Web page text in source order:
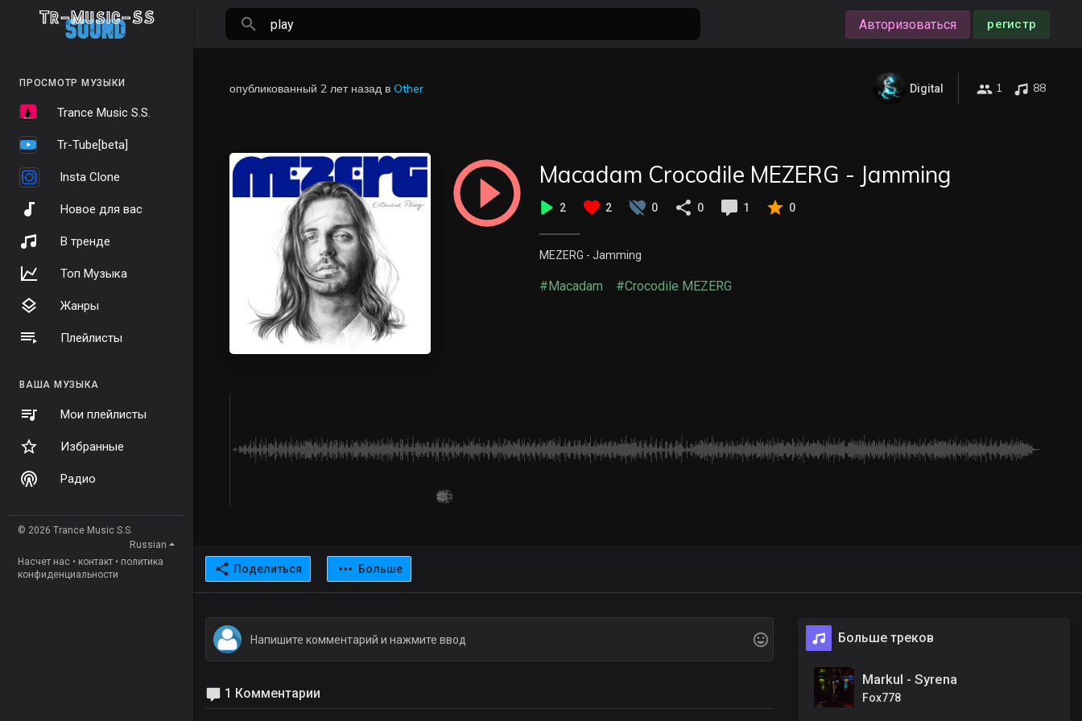
ПРОСМОТР МУЗЫКИ
Trance Music S.S.
Tr-Tube[beta]
Insta Clone
Новое для вас
В тренде
Топ Музыка
Жанры
Плейлисты
ВАША МУЗЫКА
Мои плейлисты
Избранные
Радио
© 2026 Trance Music S.S.
Russian
Насчет нас • контакт • политика
конфиденциальности
Авторизоваться регистр
опубликованный 2 лет назад в Other Digital 1 88
Macadam Crocodile MEZERG - Jamming
2 2 0 0 1 0
MEZERG - Jamming
#Macadam #Crocodile MEZERG
Поделиться Больше
1 Комментарии
Больше треков
Markul - Syrena
Fox778